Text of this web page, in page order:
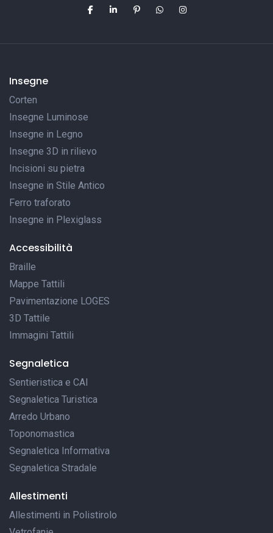
Insegne
Corten
Insegne Luminose
Insegne in Legno
Insegne 3D in rilievo
Incisioni su pietra
Insegne in Stile Antico
Ferro traforato
Insegne in Plexiglass
Accessibilità
Braille
Mappe Tattili
Pavimentazione LOGES
3D Tattile
Immagini Tattili
Segnaletica
Sentieristica e CAI
Segnaletica Turistica
Arredo Urbano
Toponomastica
Segnaletica Informativa
Segnaletica Stradale
Allestimenti
Allestimenti in Polistirolo